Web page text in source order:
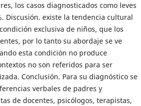
los casos diagnosticados como leves
Discusión. existe la tendencia cultural
exclusiva de niños, que los
por lo tanto su abordaje se ve
esta condición no produce
no son referidos para ser
Conclusión. Para su diagnóstico se
verbales de padres y
de docentes, psicólogos, terapistas,